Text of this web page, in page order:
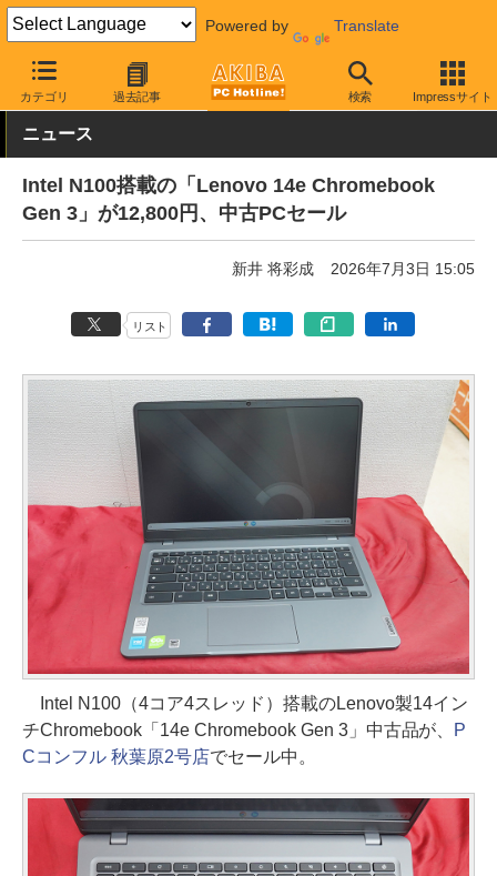
Powered by Translate
カテゴリ 過去記事 検索 Impressサイト
AKIBA PC Hotline! 秋葉原情報 価格情報 特価情報
ニュース
Intel N100搭載の「Lenovo 14e Chromebook
Gen 3」が12,800円、中古PCセール
新井 将彩成 2026年7月3日 15:05
リスト
Intel N100（4コア4スレッド）搭載のLenovo製14イン
チChromebook「14e Chromebook Gen 3」中古品が、 P
Cコンフル 秋葉原2号店でセール中。